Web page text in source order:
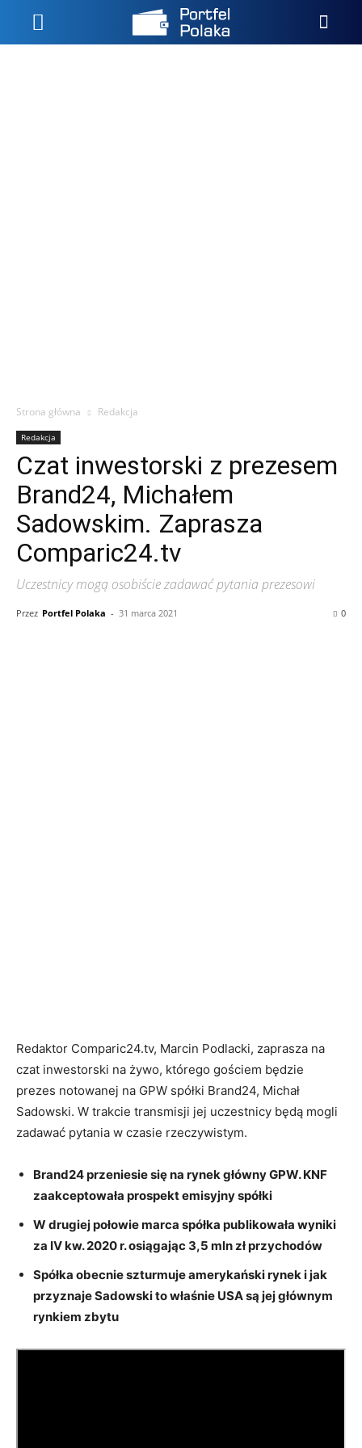
Strona główna Redakcja
Redakcja
Czat inwestorski z prezesem
Brand24, Michałem
Sadowskim. Zaprasza
Comparic24.tv
Uczestnicy mogą osobiście zadawać pytania prezesowi
Przez Portfel Polaka - 31 marca 2021 0
Redaktor Comparic24.tv, Marcin Podlacki, zaprasza na
czat inwestorski na żywo, którego gościem będzie
prezes notowanej na GPW spółki Brand24, Michał
Sadowski. W trakcie transmisji jej uczestnicy będą mogli
zadawać pytania w czasie rzeczywistym.
Brand24 przeniesie się na rynek główny GPW. KNF
zaakceptowała prospekt emisyjny spółki
W drugiej połowie marca spółka publikowała wyniki
za IV kw. 2020 r. osiągając 3,5 mln zł przychodów
Spółka obecnie szturmuje amerykański rynek i jak
przyznaje Sadowski to właśnie USA są jej głównym
rynkiem zbytu